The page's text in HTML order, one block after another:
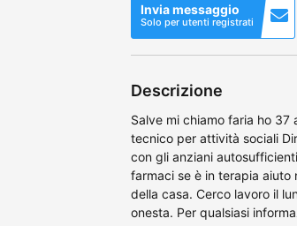
Invia messaggio
Solo per utenti registrati
Descrizione
Salve mi chiamo faria ho
tecnico per attività sociali
con gli anziani
farmaci se è in terapia
della casa. Cerco lavoro il
onesta. Per qualsiasi